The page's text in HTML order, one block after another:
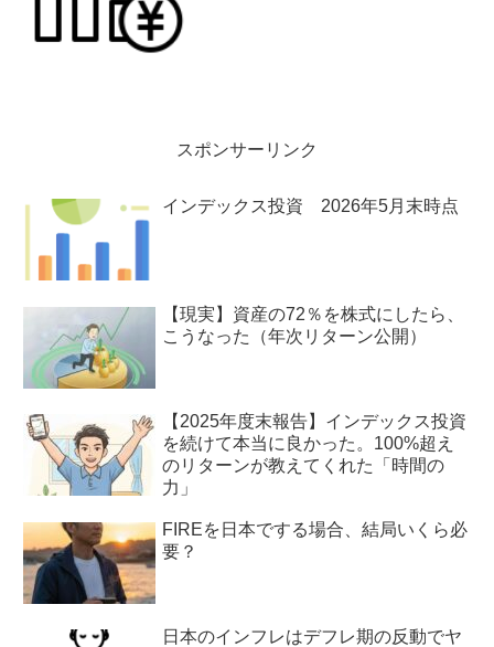
スポンサーリンク
インデックス投資 2026年5月末時点
【現実】資産の72％を株式にしたら、
こうなった（年次リターン公開）
【2025年度末報告】インデックス投資
を続けて本当に良かった。100%超え
のリターンが教えてくれた「時間の
力」
FIREを日本でする場合、結局いくら必
要？
日本のインフレはデフレ期の反動でヤ